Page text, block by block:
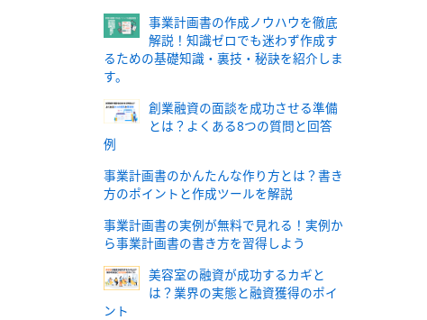
事業計画書の作成ノウハウを徹底
解説！知識ゼロでも迷わず作成す
るための基礎知識・裏技・秘訣を紹介しま
す。
創業融資の面談を成功させる準備
とは？よくある8つの質問と回答
例
事業計画書のかんたんな作り方とは？書き
方のポイントと作成ツールを解説
事業計画書の実例が無料で見れる！実例か
ら事業計画書の書き方を習得しよう
美容室の融資が成功するカギと
は？業界の実態と融資獲得のポイ
ント